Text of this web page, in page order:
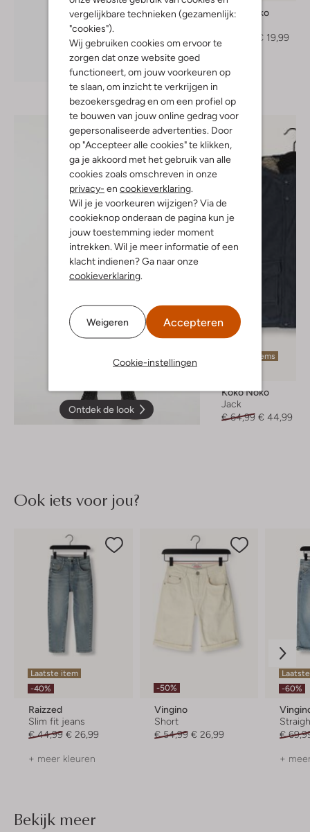
vergelijkbare technieken (gezamenlijk:
"cookies").
Wij gebruiken cookies om ervoor te
zorgen dat onze website goed
functioneert, om jouw voorkeuren op
te slaan, om inzicht te verkrijgen in
bezoekersgedrag en om een profiel op
te bouwen van jouw online gedrag voor
gepersonaliseerde advertenties. Door
op "Accepteer alle cookies" te klikken,
ga je akkoord met het gebruik van alle
cookies zoals omschreven in onze
privacy- en cookieverklaring.
Wil je je voorkeuren wijzigen? Via de
cookieknop onderaan de pagina kun je
jouw toestemming ieder moment
intrekken. Wil je meer informatie of een
klacht indienen? Ga naar onze
cookieverklaring.
Weigeren Accepteren
Cookie-instellingen
Ontdek de look
Koko Noko
€ 19,99
Ontdek de look
Laatste items
Koko Noko
Jack
€ 64,99 € 44,99
Ook iets voor jou?
Laatste item
-40%
Raizzed
Slim fit jeans
€ 44,99 € 26,99
+ meer kleuren
-50%
Vingino
Short
€ 54,99 € 26,99
-60%
€
+
Bekijk meer